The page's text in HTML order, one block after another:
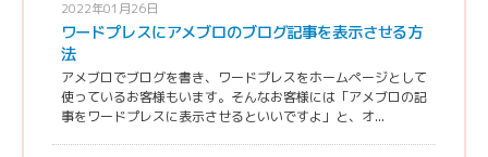
2022年01月26日
ワードプレスにアメブロのブログ記事を表示させる方
法
アメブロでブログを書き、ワードプレスをホームページとして
使っているお客様もいます。そんなお客様には「アメブロの記
事をワードプレスに表示させるといいですよ」と、オ...